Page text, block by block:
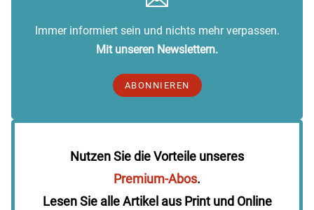
Immer informiert sein und nichts mehr verpassen.
Mit unseren Newslettern.
ABONNIEREN
Nutzen Sie die Vorteile unseres
Premium-Abos.
Lesen Sie alle Artikel aus Print und Online